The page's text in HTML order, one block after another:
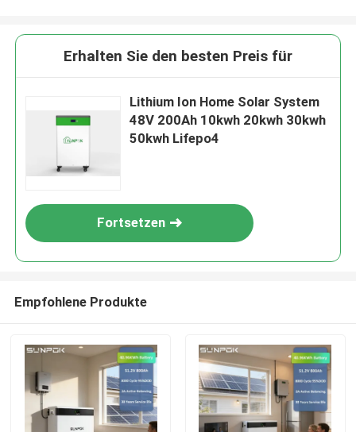
Erhalten Sie den besten Preis für
Lithium Ion Home Solar System
48V 200Ah 10kwh 20kwh 30kwh
50kwh Lifepo4
Fortsetzen
Empfohlene Produkte